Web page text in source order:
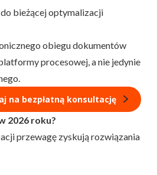
bieżącej optymalizacji
obiegu dokumentów
procesowej, a nie jedynie
na bezpłatną konsultację
2026 roku?
przewagę zyskują rozwiązania